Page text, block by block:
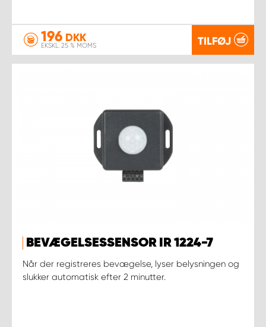
196 DKK
EKSKL. 25 % MOMS TILFØJ
BEVÆGELSESSENSOR IR 1224-7
Når der registreres bevægelse, lyser belysningen og
slukker automatisk efter 2 minutter.